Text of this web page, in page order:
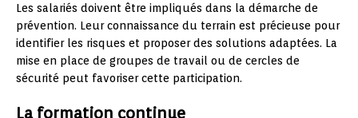
Les salariés doivent être impliqués dans la démarche de
prévention. Leur connaissance du terrain est précieuse pour
identifier les risques et proposer des solutions adaptées. La
mise en place de groupes de travail ou de cercles de
sécurité peut favoriser cette participation.
La formation continue